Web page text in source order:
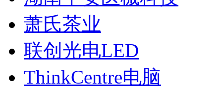
萧氏茶业
联创光电LED
ThinkCentre电脑